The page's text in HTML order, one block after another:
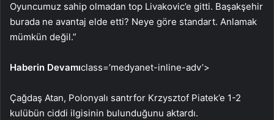
Oyuncumuz sahip olmadan top Livakovic’e gitti. Başakşehir
burada ne avantaj elde etti? Neye göre standart. Anlamak
mümkün değil.”
Haberin Devamıclass=’medyanet-inline-adv’>
Çağdaş Atan, Polonyalı santrfor Krzysztof Piatek’e 1-2
kulübün ciddi ilgisinin bulunduğunu aktardı.